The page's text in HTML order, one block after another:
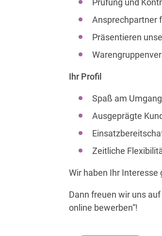
Prüfung und
Ansprechpartner
Präsentieren
Ihr Profil
Spaß am
Ausgeprägte
Zeitliche
Wir haben Ihr Interesse
Dann freuen wir uns
online bewerben“!